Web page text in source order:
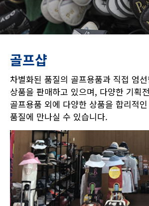
골프샵
차별화된 품질의 골프용품과 직접 엄
상품을 판매하고 있으며, 다양한 기획
골프용품 외에 다양한 상품을 합리적
품질에 만나실 수 있습니다.